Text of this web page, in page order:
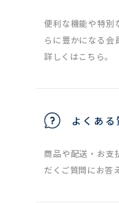
便利な機能や特別
らに豊かになる会
詳しくはこちら。
よくあ
商品や配送・お支
だくご質問にお答